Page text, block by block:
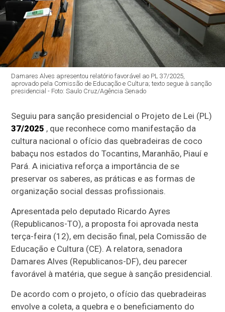
Damares Alves apresentou relatório favorável ao PL 37/2025,
aprovado pela Comissão de Educação e Cultura; texto segue à sanção
presidencial - Foto: Saulo Cruz/Agência Senado
Seguiu para sanção presidencial o Projeto de Lei (PL)
37/2025 , que reconhece como manifestação da
cultura nacional o ofício das quebradeiras de coco
babaçu nos estados do Tocantins, Maranhão, Piauí e
Pará. A iniciativa reforça a importância de se
preservar os saberes, as práticas e as formas de
organização social dessas profissionais.
Apresentada pelo deputado Ricardo Ayres
(Republicanos-TO), a proposta foi aprovada nesta
terça-feira (12), em decisão final, pela Comissão de
Educação e Cultura (CE). A relatora, senadora
Damares Alves (Republicanos-DF), deu parecer
favorável à matéria, que segue à sanção presidencial.
De acordo com o projeto, o ofício das quebradeiras
envolve a coleta, a quebra e o beneficiamento do